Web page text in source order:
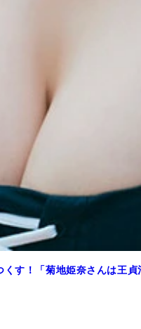
坂本陽）より
本陽）価格／\1100円（
す！「菊地姫奈さんは王貞